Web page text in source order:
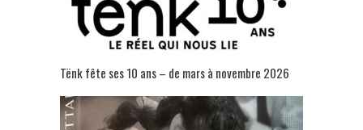
Tënk fête ses 10 ans – de mars à novembre 2026